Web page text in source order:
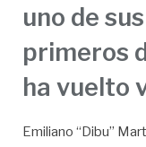
uno de
primeros
ha vuelto
Emiliano “Dibu”